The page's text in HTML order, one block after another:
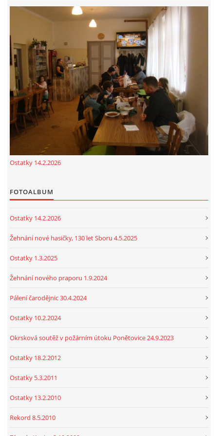
cenekji@seznam.cz
© 2026 eStránky.cz RSS|Tisk|Nahoru ↑
Ostatky 14.2.2026
FOTOALBUM
Ostatky 14.2.2026
Žehnání nové hasičky, 130 let Sboru 4.5.2025
Ostatky 1.3.2025
Žehnání nového praporu 1.9.2024
Pálení čarodějnic 30.4.2024
Ostatky 10.2.2024
Okrsková soutěž v požárním útoku Ponětovice 24.9.2023
Ostatky 18.2.2012
Ostatky 5.3.2011
Ostatky 13.2.2010
Rekord 8.5.2010